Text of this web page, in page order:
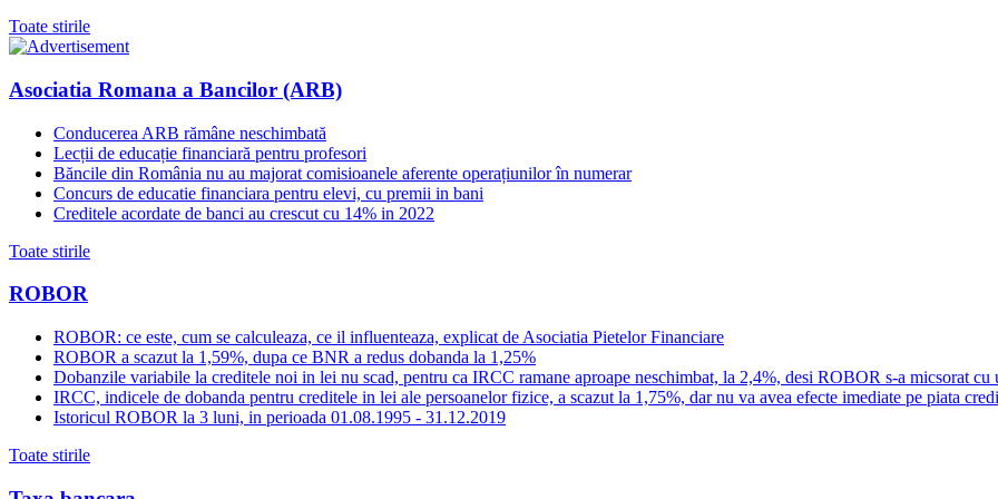
Toate stirile
Asociatia Romana a Bancilor (ARB)
Conducerea ARB rămâne neschimbată
Lecții de educație financiară pentru profesori
Băncile din România nu au majorat comisioanele aferente operațiunilor în numerar
Concurs de educatie financiara pentru elevi, cu premii in bani
Creditele acordate de banci au crescut cu 14% in 2022
Toate stirile
ROBOR
ROBOR: ce este, cum se calculeaza, ce il influenteaza, explicat de Asociatia Pietelor Financiare
ROBOR a scazut la 1,59%, dupa ce BNR a redus dobanda la 1,25%
Dobanzile variabile la creditele noi in lei nu scad, pentru ca IRCC ramane aproape neschimbat, la 2,4%, desi ROBOR s-a micsorat cu
IRCC, indicele de dobanda pentru creditele in lei ale persoanelor fizice, a scazut la 1,75%, dar nu va avea efecte imediate pe piata
Istoricul ROBOR la 3 luni, in perioada 01.08.1995 - 31.12.2019
Toate stirile